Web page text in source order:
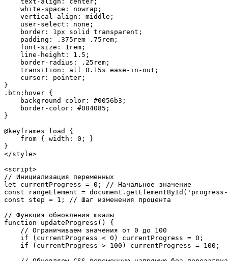
    white-space: nowrap;
    vertical-align: middle;
    user-select: none;
    border: 1px solid transparent;
    padding: .375rem .75rem;
    font-size: 1rem;
    line-height: 1.5;
    border-radius: .25rem;
    transition: all 0.15s ease-in-out;
    cursor: pointer;
}
.btn:hover {
    background-color: #0056b3;
    border-color: #004085;
}
@keyframes load {
    from { width: 0; }
}
</style>
<script>
// Инициализация переменных
let currentProgress = 0; // Начальное значение
const rangeElement =
const step = 1; // Шаг изменения процента
// Функция обновления шкалы
function updateProgress() {
    // Ограничиваем значения от 0 до 100
    if (currentProgress < 0) currentProgress = 0;
    if (currentProgress > 100) currentProgress = 100;